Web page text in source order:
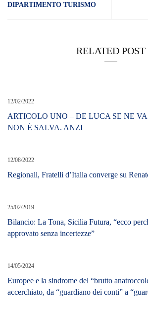
DIPARTIMENTO TURISMO
RELATED POST
12/02/2022
ARTICOLO UNO – DE LUCA SE NE
NON È SALVA. ANZI
12/08/2022
Regionali, Fratelli d’Italia converge su
25/02/2019
Bilancio: La Tona, Sicilia Futura, “ecco
approvato senza incertezze”
14/05/2024
Europee e la sindrome del “brutto
accerchiato, da “guardiano dei conti” a